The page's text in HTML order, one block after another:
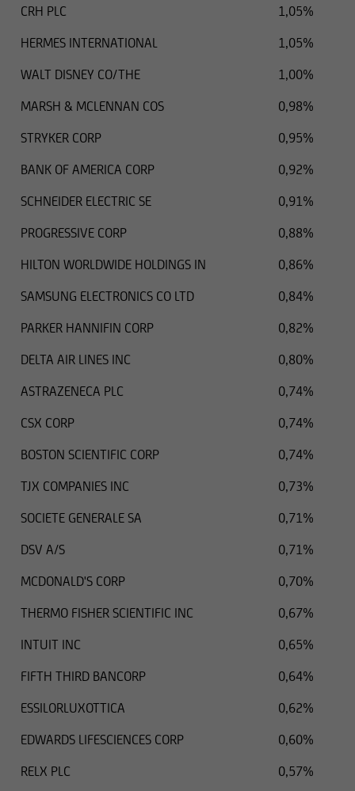
CRH PLC
1,05%
HERMES INTERNATIONAL
1,05%
WALT DISNEY CO/THE
1,00%
MARSH & MCLENNAN COS
0,98%
STRYKER CORP
0,95%
BANK OF AMERICA CORP
0,92%
SCHNEIDER ELECTRIC SE
0,91%
PROGRESSIVE CORP
0,88%
HILTON WORLDWIDE HOLDINGS IN
0,86%
SAMSUNG ELECTRONICS CO LTD
0,84%
PARKER HANNIFIN CORP
0,82%
DELTA AIR LINES INC
0,80%
ASTRAZENECA PLC
0,74%
CSX CORP
0,74%
BOSTON SCIENTIFIC CORP
0,74%
TJX COMPANIES INC
0,73%
SOCIETE GENERALE SA
0,71%
DSV A/S
0,71%
MCDONALD'S CORP
0,70%
THERMO FISHER SCIENTIFIC INC
0,67%
INTUIT INC
0,65%
FIFTH THIRD BANCORP
0,64%
ESSILORLUXOTTICA
0,62%
EDWARDS LIFESCIENCES CORP
0,60%
RELX PLC
0,57%